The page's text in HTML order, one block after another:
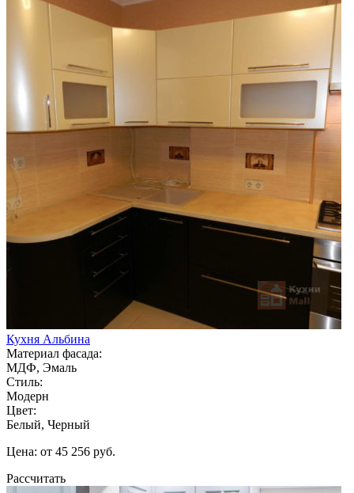
Кухня Альбина
Материал фасада:
МДФ, Эмаль
Стиль:
Модерн
Цвет:
Белый, Черный
Цена: от 45 256 руб.
Рассчитать